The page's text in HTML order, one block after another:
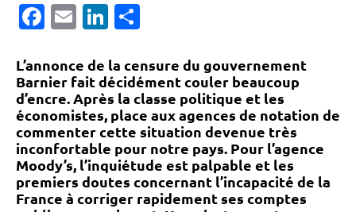
Facebook
EmailLinkedIn
L’annonce de la censure du gouvernement
Barnier fait décidément couler beaucoup
d’encre. Après la classe politique et les
économistes, place aux agences de notation de
commenter cette situation devenue très
inconfortable pour notre pays. Pour l’agence
Moody’s, l’inquiétude est palpable et les
premiers doutes concernant l’incapacité de la
France à corriger rapidement ses comptes